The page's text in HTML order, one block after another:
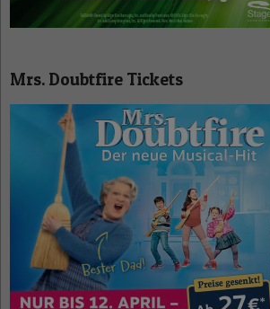
Mrs. Doubtfire Tickets